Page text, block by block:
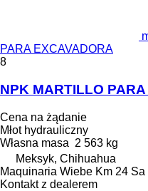
PARA EXCAVADORA
8
NPK MARTILLO
Cena na żądanie
Młot hydrauliczny
Własna masa 2 563 kg
Meksyk, Chihuahua
Maquinaria Wiebe Km 24 Sa
Kontakt z dealerem